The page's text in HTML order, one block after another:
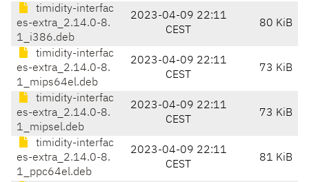
timidity-interfac
es-extra_2.14.0-8.
1_i386.deb
2023-04-09 22:11
CEST
80 KiB
timidity-interfac
es-extra_2.14.0-8.
1_mips64el.deb
2023-04-09 22:11
CEST
73 KiB
timidity-interfac
es-extra_2.14.0-8.
1_mipsel.deb
2023-04-09 22:11
CEST
73 KiB
timidity-interfac
es-extra_2.14.0-8.
1_ppc64el.deb
2023-04-09 22:11
CEST
81 KiB